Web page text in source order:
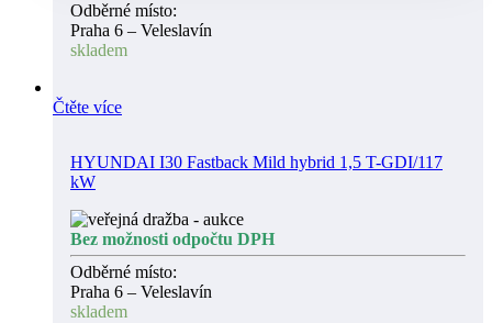
Odběrné místo:
Praha 6 – Veleslavín
skladem
Čtěte více
HYUNDAI I30 Fastback Mild hybrid 1,5 T-GDI/117
kW
Bez možnosti odpočtu DPH
Odběrné místo:
Praha 6 – Veleslavín
skladem